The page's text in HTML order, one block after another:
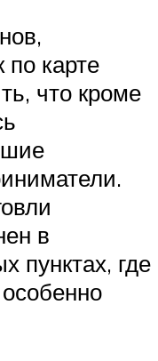
карте
что кроме
в
пунктах, где